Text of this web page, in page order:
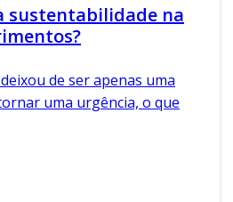
sustentabilidade na
de ser apenas uma
uma urgência, o que